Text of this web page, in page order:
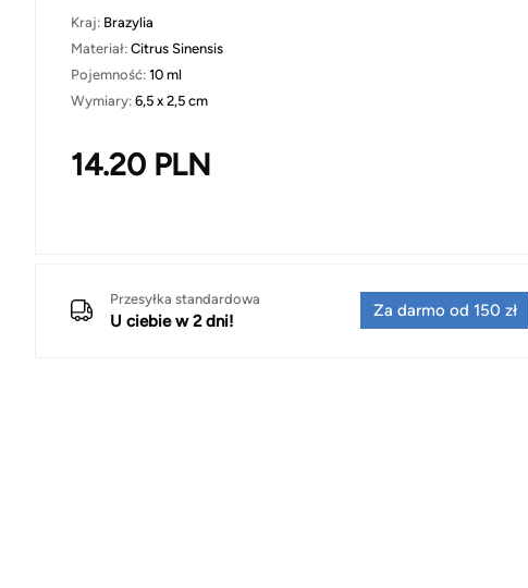
Kraj: Brazylia
Materiał: Citrus Sinensis
Pojemność: 10 ml
Wymiary: 6,5 x 2,5 cm
14.20 PLN
Przesyłka standardowa
U ciebie w 2 dni!
Za darmo od 150 zł